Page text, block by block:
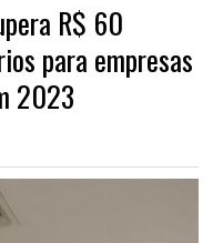
R$ 60
para empresas
2023